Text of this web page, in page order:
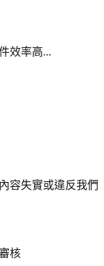
效率高...
容失實或違反我們
核